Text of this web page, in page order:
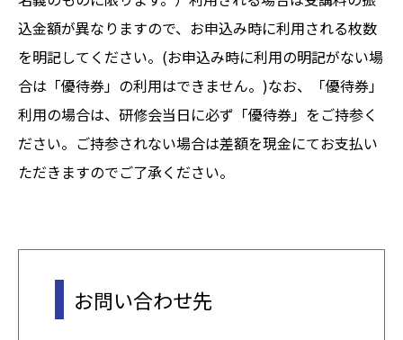
込金額が異なりますので、お申込み時に利用される枚数
を明記してください。(お申込み時に利用の明記がない場
合は「優待券」の利用はできません。)なお、「優待券」
利用の場合は、研修会当日に必ず「優待券」をご持参く
ださい。ご持参されない場合は差額を現金にてお支払い
ただきますのでご了承ください。
お問い合わせ先